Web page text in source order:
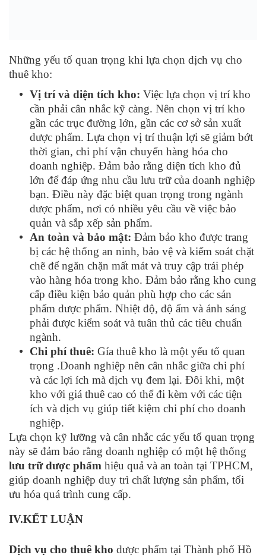
Những yếu tố quan trọng khi lựa chọn dịch vụ cho
thuê kho:
Vị trí và diện tích kho: Việc lựa chọn vị trí kho
cần phải cân nhắc kỹ càng. Nên chọn vị trí kho
gần các trục đường lớn, gần các cơ sở sản xuất
dược phẩm. Lựa chọn vị trí thuận lợi sẽ giảm bớt
thời gian, chi phí vận chuyển hàng hóa cho
doanh nghiệp. Đảm bảo rằng diện tích kho đủ
lớn để đáp ứng nhu cầu lưu trữ của doanh nghiệp
bạn. Điều này đặc biệt quan trọng trong ngành
dược phẩm, nơi có nhiều yêu cầu về việc bảo
quản và sắp xếp sản phẩm.
An toàn và bảo mật: Đảm bảo kho được trang
bị các hệ thống an ninh, bảo vệ và kiểm soát chặt
chẽ để ngăn chặn mất mát và truy cập trái phép
vào hàng hóa trong kho. Đảm bảo rằng kho cung
cấp điều kiện bảo quản phù hợp cho các sản
phẩm dược phẩm. Nhiệt độ, độ ẩm và ánh sáng
phải được kiểm soát và tuân thủ các tiêu chuẩn
ngành.
Chi phí thuê: Gía thuê kho là một yếu tố quan
trọng .Doanh nghiệp nên cân nhắc giữa chi phí
và các lợi ích mà dịch vụ đem lại. Đôi khi, một
kho với giá thuê cao có thể đi kèm với các tiện
ích và dịch vụ giúp tiết kiệm chi phí cho doanh
nghiệp.
Lựa chọn kỹ lưỡng và cân nhắc các yếu tố quan trọng
này sẽ đảm bảo rằng doanh nghiệp có một hệ thống
lưu trữ dược phẩm hiệu quả và an toàn tại TPHCM,
giúp doanh nghiệp duy trì chất lượng sản phẩm, tối
ưu hóa quá trình cung cấp.
IV.KẾT LUẬN
Dịch vụ cho thuê kho dược phẩm tại Thành phố Hồ